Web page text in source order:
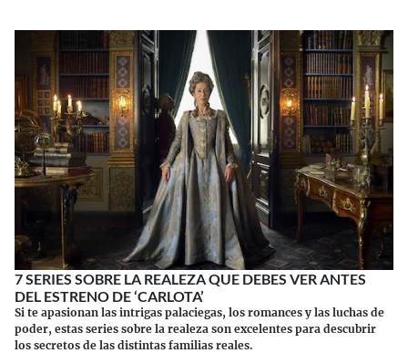
7 SERIES SOBRE LA REALEZA QUE DEBES VER ANTES
DEL ESTRENO DE ‘CARLOTA’
Si te apasionan las intrigas palaciegas, los romances y las luchas de
poder, estas series sobre la realeza son excelentes para descubrir
los secretos de las distintas familias reales.